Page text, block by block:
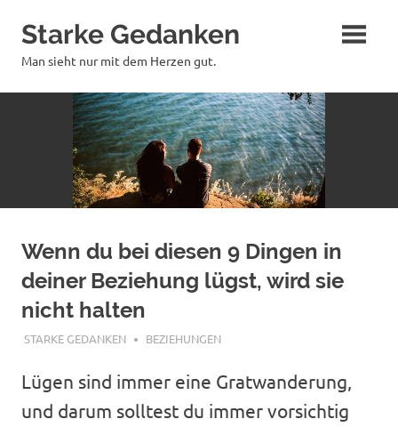
Inhalt
springen
Starke Gedanken
Man sieht nur mit dem Herzen gut.
Wenn du bei diesen 9 Dingen in
deiner Beziehung lügst, wird sie
nicht halten
JUNI 17, 2020
STARKE GEDANKEN BEZIEHUNGEN
Lügen sind immer eine Gratwanderung,
und darum solltest du immer vorsichtig